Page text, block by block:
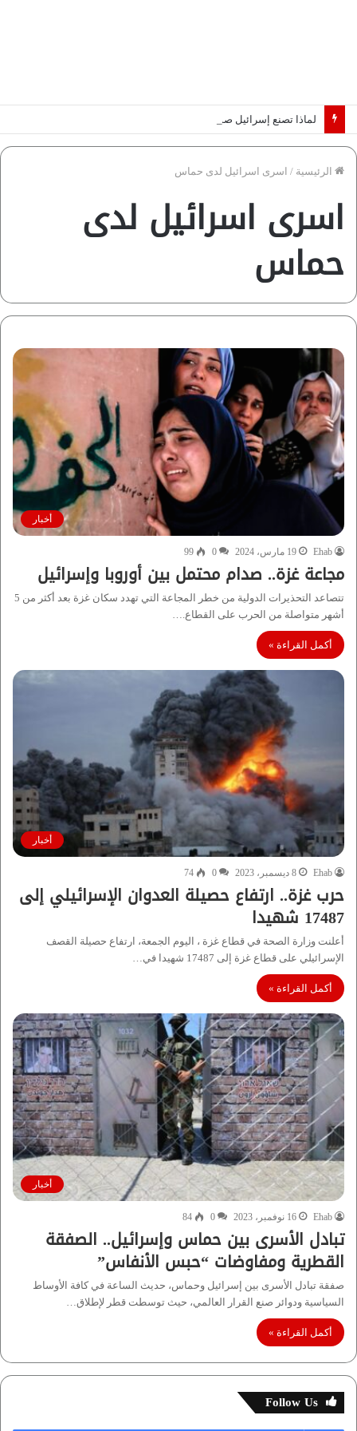
الرئيسية / اسرى اسرائيل لدى حماس
اسرى اسرائيل لدى
حماس
أخبار
Ehab 19 مارس، 2024 0
99
مجاعة غزة.. صدام محتمل بين أوروبا وإسرائيل
تتصاعد التحذيرات الدولية من خطر المجاعة التي تهدد سكان غزة بعد أكثر من 5
أشهر متواصلة من الحرب على القطاع.…
أكمل القراءة »
أخبار
Ehab 8 ديسمبر، 2023 0
74
حرب غزة.. ارتفاع حصيلة العدوان الإسرائيلي إلى
17487 شهيدا
أعلنت وزارة الصحة في قطاع غزة ، اليوم الجمعة، ارتفاع حصيلة القصف
الإسرائيلي على قطاع غزة إلى 17487 شهيدا في…
أكمل القراءة »
أخبار
Ehab 16 نوفمبر، 2023 0
84
تبادل الأسرى بين حماس وإسرائيل.. الصفقة
القطرية ومفاوضات “حبس الأنفاس”
صفقة تبادل الأسرى بين إسرائيل وحماس، حديث الساعة في كافة الأوساط
السياسية ودوائر صنع القرار العالمي، حيث توسطت قطر لإطلاق…
أكمل القراءة »
Follow Us